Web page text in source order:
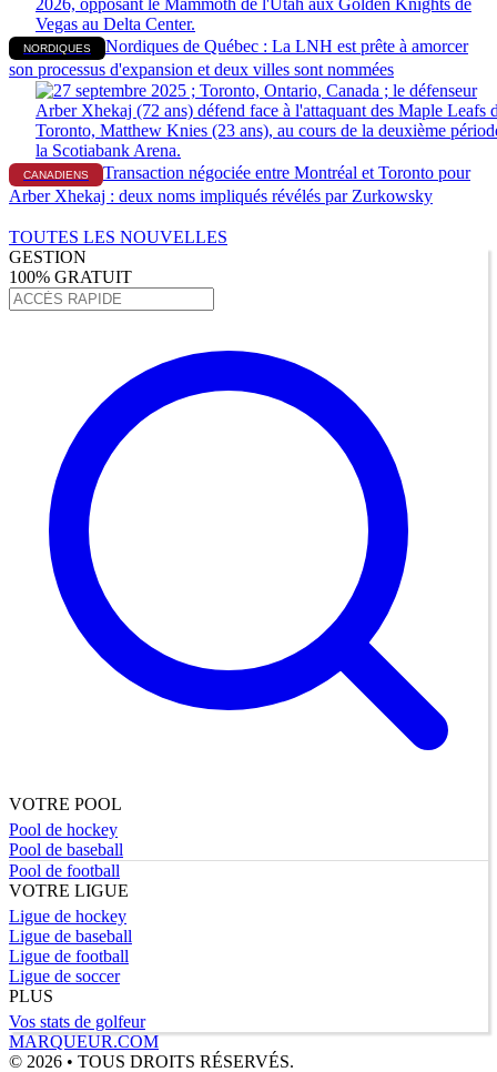
NORDIQUES
Nordiques de Québec : La LNH est prête à amorcer
son processus d'expansion et deux villes sont nommées
CANADIENS
Transaction négociée entre Montréal et Toronto pour
Arber Xhekaj : deux noms impliqués révélés par Zurkowsky
TOUTES LES NOUVELLES
GESTION
100% GRATUIT
VOTRE POOL
Pool de hockey
Pool de baseball
Pool de football
VOTRE LIGUE
Ligue de hockey
Ligue de baseball
Ligue de football
Ligue de soccer
PLUS
Vos stats de golfeur
MARQUEUR.COM
© 2026 • TOUS DROITS RÉSERVÉS.